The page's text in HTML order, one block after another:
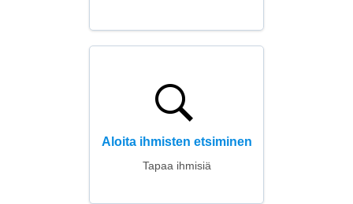
Aloita ihmisten etsiminen
Tapaa ihmisiä